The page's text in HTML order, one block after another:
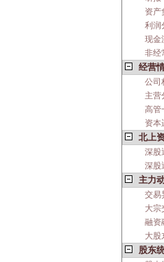
资产
利润
现金
非经
经营
公司
主营
高管
资本
北上
深股
深股
主力
交易
大宗
融资
大股
股东